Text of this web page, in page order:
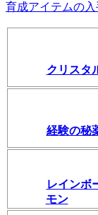
育成アイテムの
クリスタ
経験の秘
レインボ
モン